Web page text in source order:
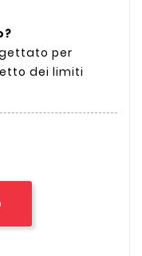
per
dei limiti